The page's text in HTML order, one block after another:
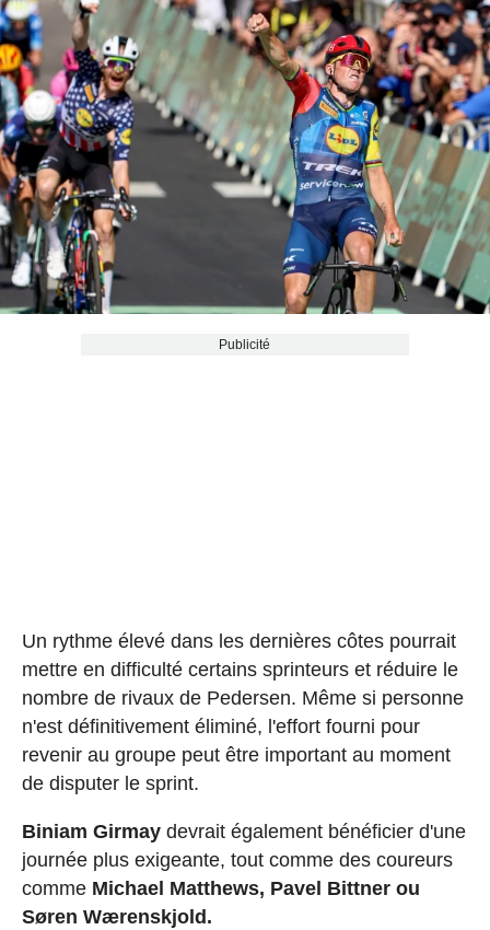
Publicité
Un rythme élevé dans les dernières côtes pourrait
mettre en difficulté certains sprinteurs et réduire le
nombre de rivaux de Pedersen. Même si personne
n'est définitivement éliminé, l'effort fourni pour
revenir au groupe peut être important au moment
de disputer le sprint.
Biniam Girmaydevrait également bénéficier d'une
journée plus exigeante, tout comme des coureurs
comme Michael Matthews, Pavel Bittner ou
Søren Wærenskjold.